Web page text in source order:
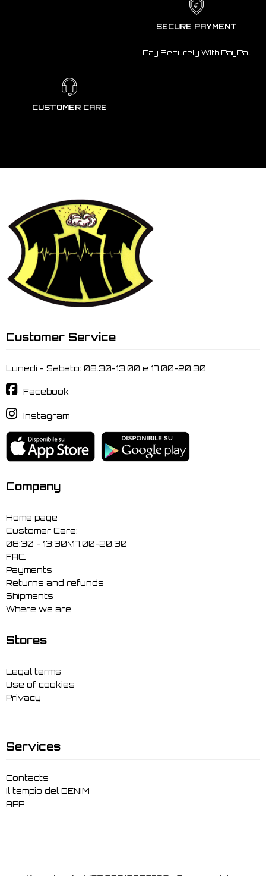
SECURE PAYMENT
Pay Securely With PayPal
CUSTOMER CARE
Customer Service
Lunedi - Sabato: 08.30-13.00 e 17.00-20.30
Facebook
Instagram
Company
Home page
Customer Care:
08:30 - 13:30\17.00-20.30
FAQ
Payments
Returns and refunds
Shipments
Where we are
Stores
Legal terms
Use of cookies
Privacy
Services
Contacts
Il tempio del DENIM
APP